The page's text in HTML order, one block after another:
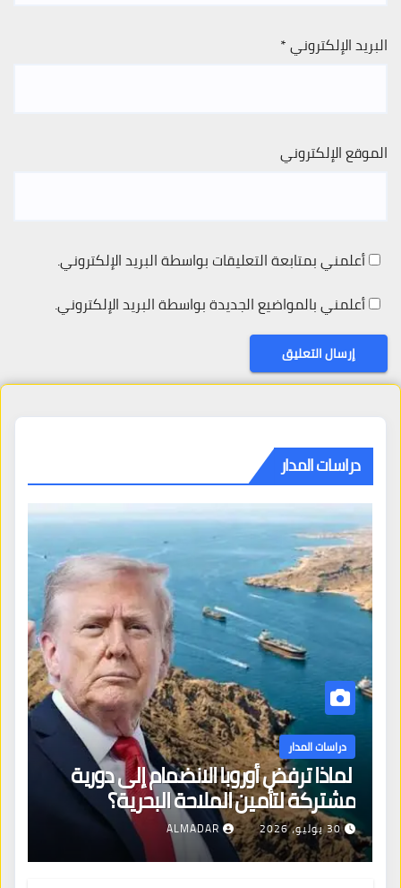
البريد الإلكتروني*
الموقع الإلكتروني
أعلمني بمتابعة التعليقات بواسطة البريد الإلكتروني.
أعلمني بالمواضيع الجديدة بواسطة البريد الإلكتروني.
دراسات المدار
دراسات المدار
لماذا ترفض أوروبا الانضمام إلى دورية
مشتركة لتأمين الملاحة البحرية؟
30 يوليو، 2026 ALMADAR